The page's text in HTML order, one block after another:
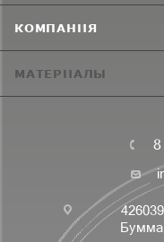
КОМПАНИЯ
МАТЕРИАЛЫ
8